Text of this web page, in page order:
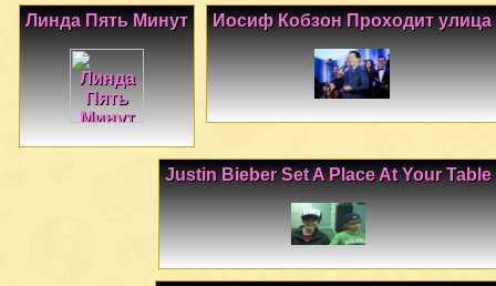
Иосиф Кобзон Проходит улица
Линда Пять Минут
Justin Bieber Set A Place At Your Table